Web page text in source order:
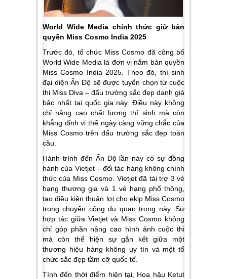
World Wide Media chính thức giữ bản
quyền Miss Cosmo India 2025
Trước đó, tổ chức Miss Cosmo đã công bố
World Wide Media là đơn vị nắm bản quyền
Miss Cosmo India 2025. Theo đó, thí sinh
đại diện Ấn Độ sẽ được tuyển chọn từ cuộc
thi Miss Diva – đấu trường sắc đẹp danh giá
bậc nhất tại quốc gia này. Điều này không
chỉ nâng cao chất lượng thí sinh mà còn
khẳng định vị thế ngày càng vững chắc của
Miss Cosmo trên đấu trường sắc đẹp toàn
cầu.
Hành trình đến Ấn Độ lần này có sự đồng
hành của Vietjet – đối tác hàng không chính
thức của Miss Cosmo. Vietjet đã tài trợ 3 vé
hạng thương gia và 1 vé hạng phổ thông,
tạo điều kiện thuận lợi cho ekip Miss Cosmo
trong chuyến công du quan trọng này. Sự
hợp tác giữa Vietjet và Miss Cosmo không
chỉ góp phần nâng cao hình ảnh cuộc thi
mà còn thể hiện sự gắn kết giữa một
thương hiệu hàng không uy tín và một tổ
chức sắc đẹp tầm cỡ quốc tế.
Tính đến thời điểm hiện tại, Hoa hậu Ketut